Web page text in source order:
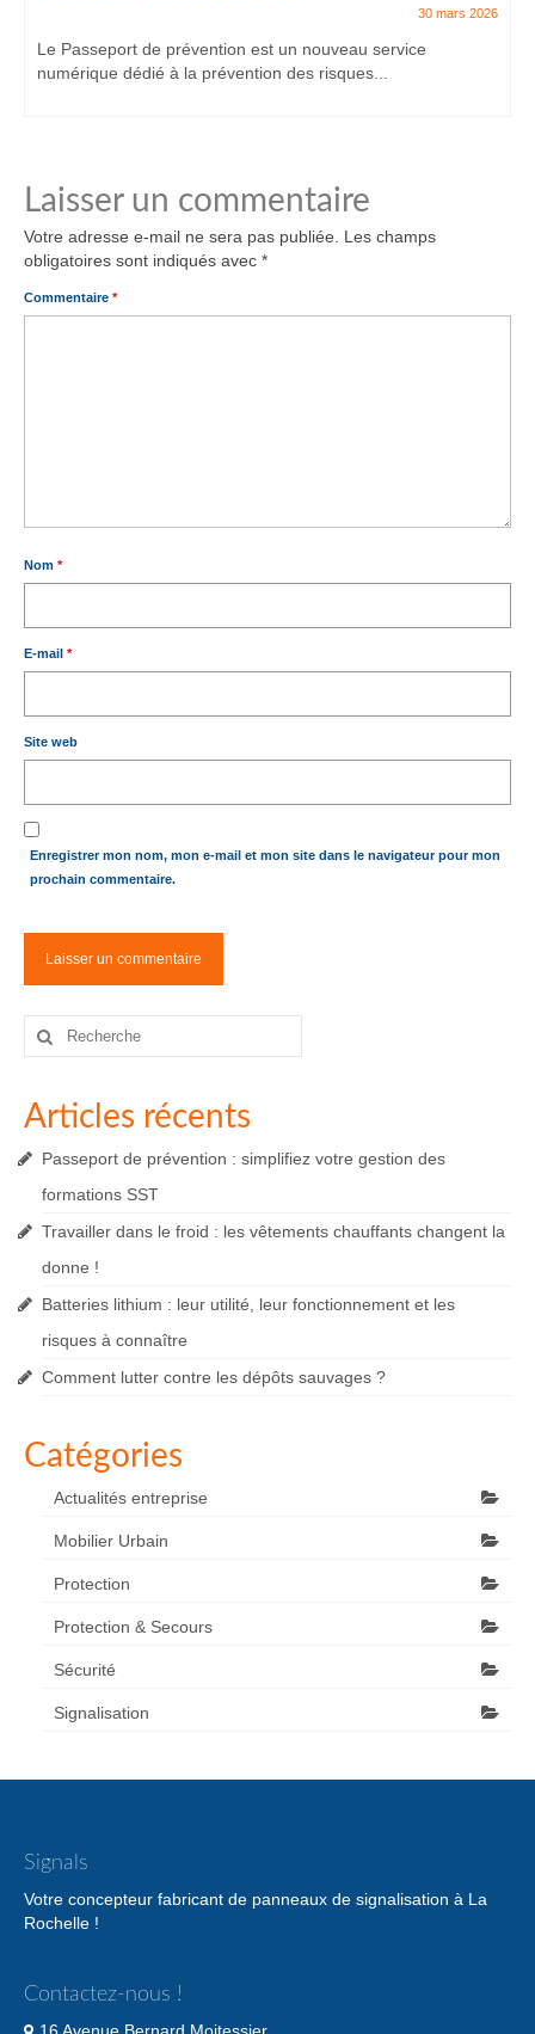
30 mars 2026
Le Passeport de prévention est un nouveau service
numérique dédié à la prévention des risques...
Laisser un commentaire
Votre adresse e-mail ne sera pas publiée.
Les champs
obligatoires sont indiqués avec *
Commentaire *
Nom *
E-mail *
Site web
Enregistrer mon nom, mon e-mail et mon site dans le navigateur pour mon
prochain commentaire.
Rechercher
Articles récents
Passeport de prévention : simplifiez votre gestion des
formations SST
Travailler dans le froid : les vêtements chauffants changent la
donne !
Batteries lithium : leur utilité, leur fonctionnement et les
risques à connaître
Comment lutter contre les dépôts sauvages ?
Catégories
Actualités entreprise
Mobilier Urbain
Protection
Protection & Secours
Sécurité
Signalisation
Signals
Votre concepteur fabricant de panneaux de signalisation à La
Rochelle !
Contactez-nous !